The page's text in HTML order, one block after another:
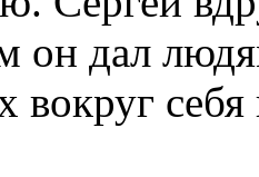
он дал
вокруг